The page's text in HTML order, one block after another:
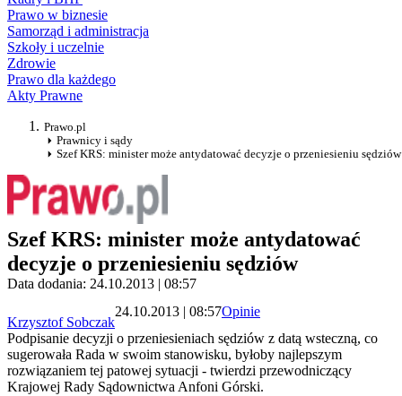
Prawo w biznesie
Samorząd i administracja
Szkoły i uczelnie
Zdrowie
Prawo dla każdego
Akty Prawne
Prawo.pl
Prawnicy i sądy
Szef KRS: minister może antydatować decyzje o przeniesieniu sędziów
Szef KRS: minister może antydatować
decyzje o przeniesieniu sędziów
Data dodania: 24.10.2013 | 08:57
Krzysztof Sobczak
24.10.2013 | 08:57Opinie
Podpisanie decyzji o przeniesieniach sędziów z datą wsteczną, co
sugerowała Rada w swoim stanowisku, byłoby najlepszym
rozwiązaniem tej patowej sytuacji - twierdzi przewodniczący
Krajowej Rady Sądownictwa Anfoni Górski.